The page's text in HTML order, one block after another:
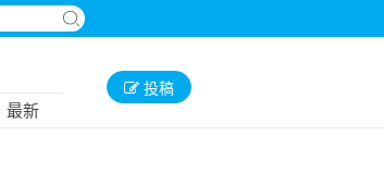
最新
投稿